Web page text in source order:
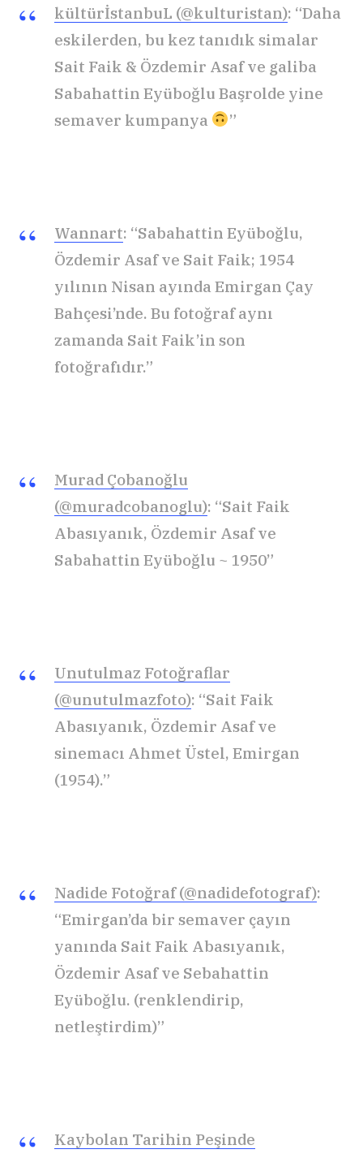
kültürİstanbuL (@kulturistan): “Daha
eskilerden, bu kez tanıdık simalar
Sait Faik & Özdemir Asaf ve galiba
Sabahattin Eyüboğlu Başrolde yine
semaver kumpanya
”
Wannart: “Sabahattin Eyüboğlu,
Özdemir Asaf ve Sait Faik; 1954
yılının Nisan ayında Emirgan Çay
Bahçesi’nde. Bu fotoğraf aynı
zamanda Sait Faik’in son
fotoğrafıdır.”
Murad Çobanoğlu
(@muradcobanoglu): “Sait Faik
Abasıyanık, Özdemir Asaf ve
Sabahattin Eyüboğlu ~ 1950”
Unutulmaz Fotoğraflar
(@unutulmazfoto): “Sait Faik
Abasıyanık, Özdemir Asaf ve
sinemacı Ahmet Üstel, Emirgan
(1954).”
Nadide Fotoğraf (@nadidefotograf):
“Emirgan’da bir semaver çayın
yanında Sait Faik Abasıyanık,
Özdemir Asaf ve Sebahattin
Eyüboğlu. (renklendirip,
netleştirdim)”
Kaybolan Tarihin Peşinde